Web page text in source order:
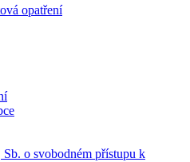
opatření
Sb. o svobodném přístupu k